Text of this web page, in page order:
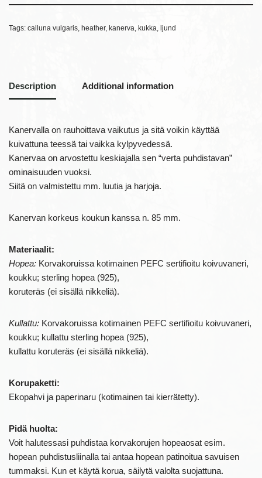
Tags: calluna vulgaris heather, kanerva kukka ljund
Description Additional information
Kanervalla on rauhoittava vaikutus ja sitä voikin käyttää
kuivattuna teessä tai vaikka kylpyvedessä.
Kanervaa on arvostettu keskiajalla sen “verta puhdistavan”
ominaisuuden vuoksi.
Siitä on valmistettu mm. luutia ja harjoja.
Kanervan korkeus koukun kanssa n. 85 mm.
Materiaalit:
Hopea: Korvakoruissa kotimainen PEFC sertifioitu koivuvaneri,
koukku; sterling hopea (925),
koruteräs (ei sisällä nikkeliä).
Kullattu: Korvakoruissa kotimainen PEFC sertifioitu koivuvaneri,
koukku; kullattu sterling hopea (925),
kullattu koruteräs (ei sisällä nikkeliä).
Korupaketti:
Ekopahvi ja paperinaru (kotimainen tai kierrätetty).
Pidä huolta:
Voit halutessasi puhdistaa korvakorujen hopeaosat esim.
hopean puhdistusliinalla tai antaa hopean patinoitua savuisen
tummaksi. Kun et käytä korua, säilytä valolta suojattuna.